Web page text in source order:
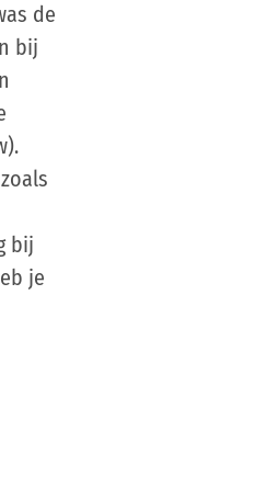
de
bij
bij
je